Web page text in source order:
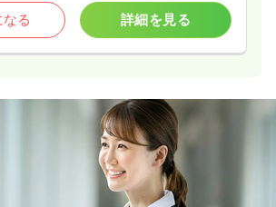
る 詳細を見る